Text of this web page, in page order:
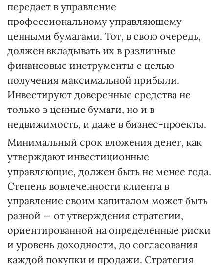
передает в управление
профессиональному управляющему
ценными бумагами. Тот, в свою очередь,
должен вкладывать их в различные
финансовые инструменты с целью
получения максимальной прибыли.
Инвестируют доверенные средства не
только в ценные бумаги, но и в
недвижимость, и даже в бизнес-проекты.
Минимальный срок вложения денег, как
утверждают инвестиционные
управляющие, должен быть не менее года.
Степень вовлеченности клиента в
управление своим капиталом может быть
разной — от утверждения стратегии,
ориентированной на определенные риски
и уровень доходности, до согласования
каждой покупки и продажи. Стратегия